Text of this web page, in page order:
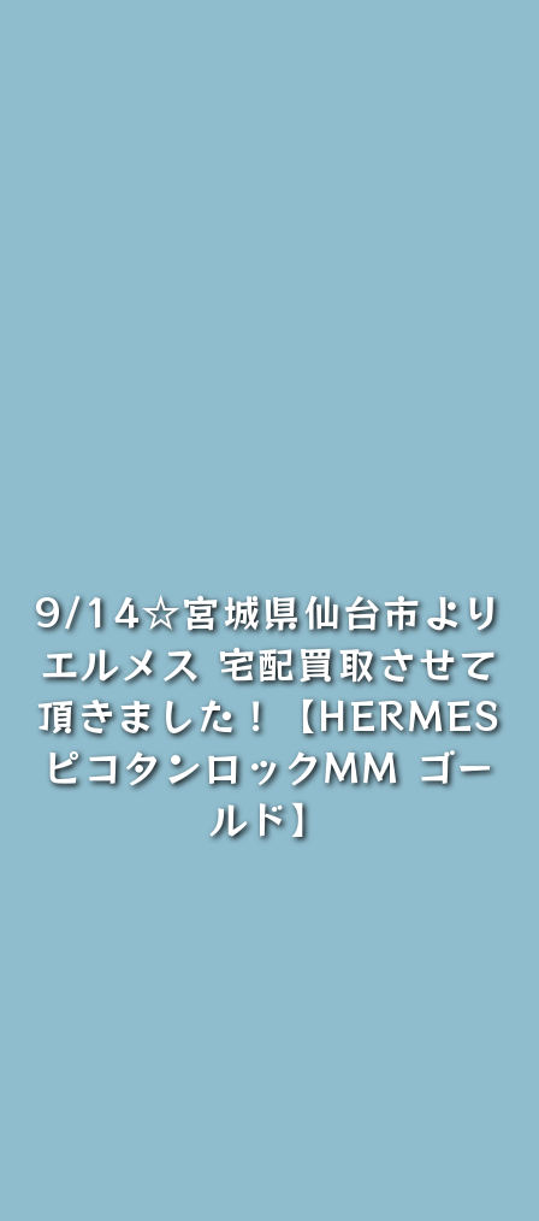
9/14☆宮城県仙台市より
エルメス 宅配買取させて
頂きました！【HERMES
ピコタンロックMM ゴー
ルド】